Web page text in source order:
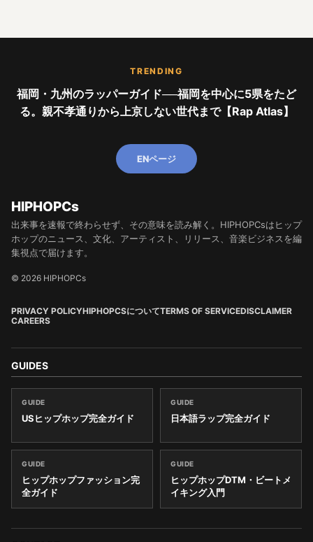
TRENDING
福岡・九州のラッパーガイド──福岡を中心に5県をたど
る。親不孝通りから上京しない世代まで【Rap Atlas】
ENページ
HIPHOPCs
出来事を速報で終わらせず、その意味を読み解く。HIPHOPCsはヒップ
ホップのニュース、文化、アーティスト、リリース、音楽ビジネスを編
集視点で届けます。
© 2026 HIPHOPCs
PRIVACY POLICYHIPHOPCSについてTERMS OF SERVICEDISCLAIMER
CAREERS
GUIDES
GUIDE
USヒップホップ完全ガイド
GUIDE
日本語ラップ完全ガイド
GUIDE
ヒップホップファッション完
全ガイド
GUIDE
ヒップホップDTM・ビートメ
イキング入門